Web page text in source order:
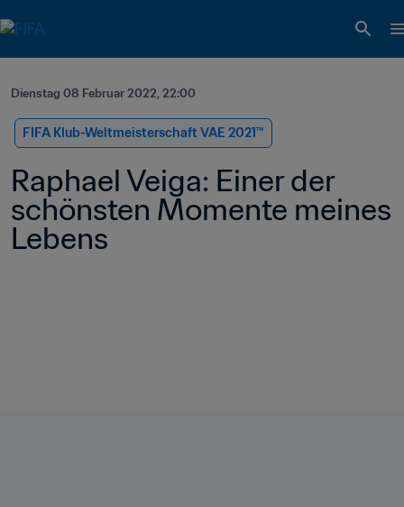
Dienstag 08 Februar 2022, 22:00
FIFA Klub-Weltmeisterschaft VAE 2021™
Raphael Veiga: Einer der
schönsten Momente meines
Lebens